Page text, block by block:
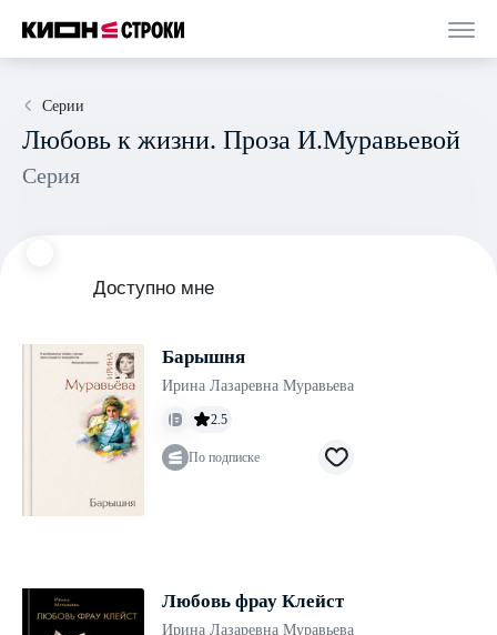
Серии
Любовь к жизни. Проза И.Муравьевой
Серия
Доступно мне
Барышня
Ирина Лазаревна Муравьева
2.5
По подписке
Любовь фрау Клейст
Ирина Лазаревна Муравьева